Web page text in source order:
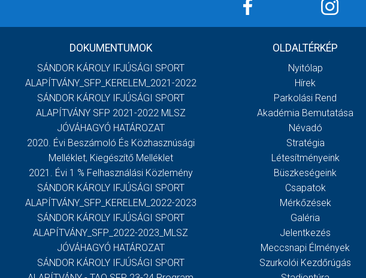
DOKUMENTUMOK
SÁNDOR KÁROLY IFJÚSÁGI SPORT
ALAPÍTVÁNY_SFP_KERELEM_2021-2022
SÁNDOR KÁROLY IFJÚSÁGI SPORT
ALAPÍTVÁNY SFP 2021-2022 MLSZ
JÓVÁHAGYÓ HATÁROZAT
2020. Évi Beszámoló És Közhasznúsági
Melléklet, Kiegészítő Melléklet
2021. Évi 1 % Felhasználási Közlemény
SÁNDOR KÁROLY IFJÚSÁGI SPORT
ALAPÍTVÁNY_SFP_KERELEM_2022-2023
SÁNDOR KÁROLY IFJÚSÁGI SPORT
ALAPÍTVÁNY_SFP_2022-2023_MLSZ
JÓVÁHAGYÓ HATÁROZAT
SÁNDOR KÁROLY IFJÚSÁGI SPORT
OLDALTÉRKÉP
Nyitólap
Hírek
Parkolási Rend
Akadémia Bemutatása
Névadó
Stratégia
Létesítményeink
Büszkeségeink
Csapatok
Mérkőzések
Galéria
Jelentkezés
Meccsnapi Élmények
Szurkolói Kezdőrúgás